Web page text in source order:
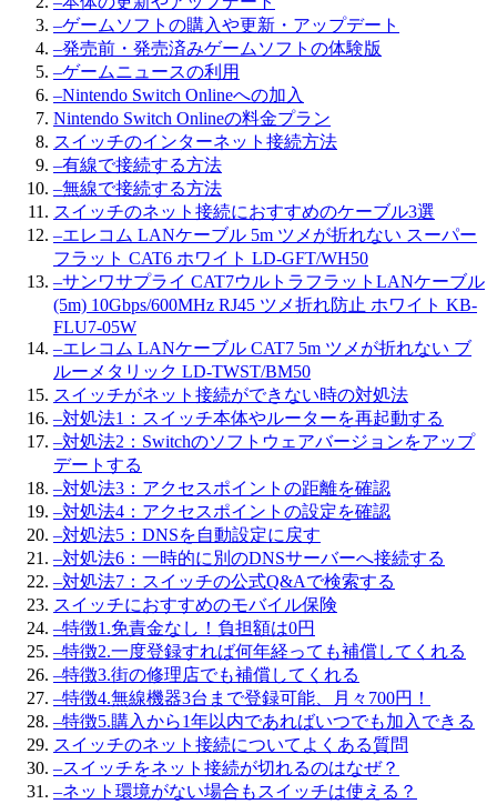
–ゲームソフトの購入や更新・アップデート
–発売前・発売済みゲームソフトの体験版
–ゲームニュースの利用
–Nintendo Switch Onlineへの加入
Nintendo Switch Onlineの料金プラン
スイッチのインターネット接続方法
–有線で接続する方法
–無線で接続する方法
スイッチのネット接続におすすめのケーブル3選
–エレコム LANケーブル 5m ツメが折れない スーパー
フラット CAT6 ホワイト LD-GFT/WH50
–サンワサプライ CAT7ウルトラフラットLANケーブル
(5m) 10Gbps/600MHz RJ45 ツメ折れ防止 ホワイト KB-
FLU7-05W
–エレコム LANケーブル CAT7 5m ツメが折れない ブ
ルーメタリック LD-TWST/BM50
スイッチがネット接続ができない時の対処法
–対処法1：スイッチ本体やルーターを再起動する
–対処法2：Switchのソフトウェアバージョンをアップ
デートする
–対処法3：アクセスポイントの距離を確認
–対処法4：アクセスポイントの設定を確認
–対処法5：DNSを自動設定に戻す
–対処法6：一時的に別のDNSサーバーへ接続する
–対処法7：スイッチの公式Q&Aで検索する
スイッチにおすすめのモバイル保険
–特徴1.免責金なし！負担額は0円
–特徴2.一度登録すれば何年経っても補償してくれる
–特徴3.街の修理店でも補償してくれる
–特徴4.無線機器3台まで登録可能、月々700円！
–特徴5.購入から1年以内であればいつでも加入できる
スイッチのネット接続についてよくある質問
–スイッチをネット接続が切れるのはなぜ？
–ネット環境がない場合もスイッチは使える？